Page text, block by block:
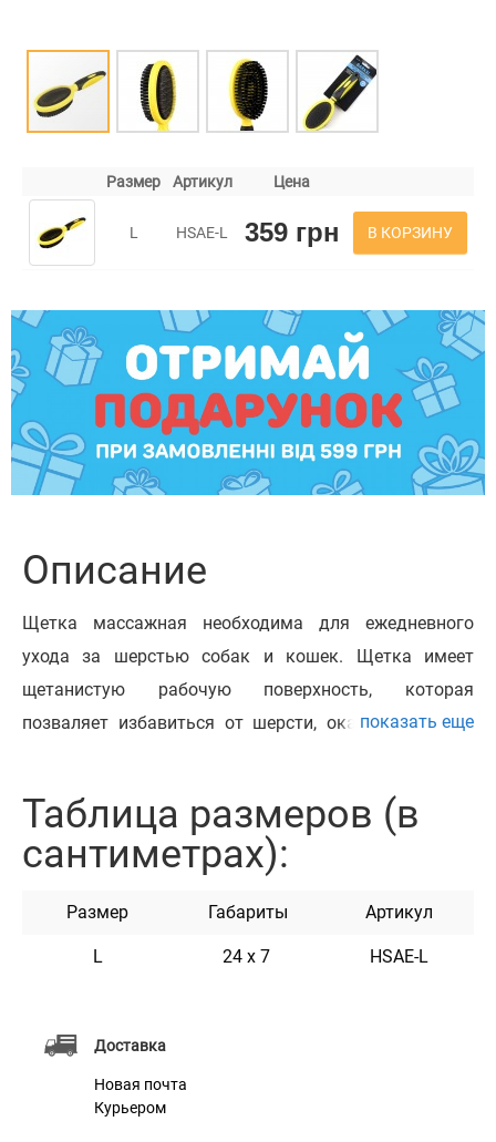
Размер Артикул Цена
L HSAE-L 359 грн В КОРЗИНУ
Доставка
Новая почта
Курьером
Описание
Щетка массажная необходима для ежедневного
ухода за шерстью собак и кошек. Щетка имеет
щетанистую рабочую поверхность, которая
позваляет избавиться от шерсти, оказывая легкие
обеспечивает комфортное удержание во время
чесания. Этот инструмент при необходимости быстро
вид. Подходит для собак и кошек.
Желто-черный
показать еще
Таблица размеров (в
сантиметрах):
Размер Габариты Артикул
L 24 х 7 HSAE-L